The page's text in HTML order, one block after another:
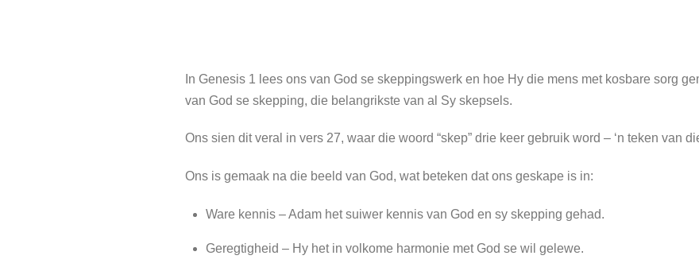
In Genesis 1 lees ons van God se skeppingswerk en hoe Hy die mens met kosbare sorg
van God se skepping, die belangrikste van al Sy skepsels.
Ons sien dit veral in vers 27, waar die woord “skep” drie keer gebruik word – ‘n teken van
Ons is gemaak na die beeld van God, wat beteken dat ons geskape is in:
Ware kennis – Adam het suiwer kennis van God en sy skepping gehad.
Geregtigheid – Hy het in volkome harmonie met God se wil gelewe.